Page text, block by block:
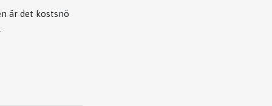
är det kostsnö